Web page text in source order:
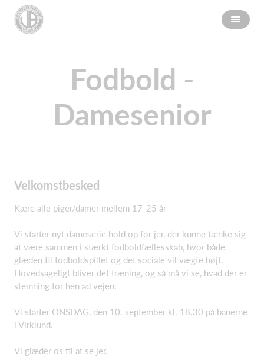
Fodbold -
Damesenior
Velkomstbesked
Kære alle piger/damer mellem 17-25 år
Vi starter nyt dameserie hold op for jer, der kunne tænke sig
at være sammen i stærkt fodboldfællesskab, hvor både
glæden til fodboldspillet og det sociale vil vægte højt.
Hovedsageligt bliver det træning, og så må vi se, hvad der er
stemning for hen ad vejen.
Vi starter ONSDAG, den 10. september kl. 18.30 på banerne
i Virklund.
Vi glæder os til at se jer.